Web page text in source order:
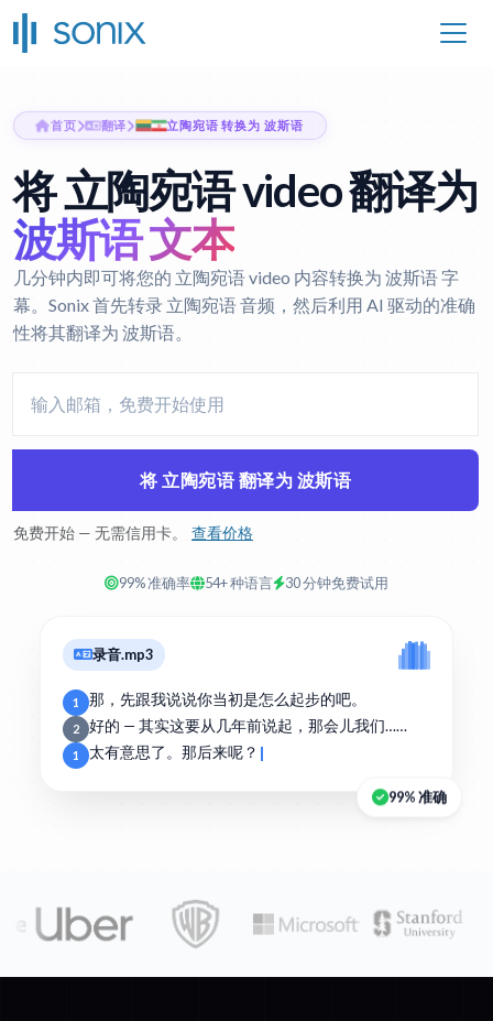
首页 翻译 立陶宛语 转换为 波斯语
将 立陶宛语 video 翻译为
波斯语 文本
几分钟内即可将您的 立陶宛语 video 内容转换为 波斯语 字
幕。Sonix 首先转录 立陶宛语 音频，然后利用 AI 驱动的准确
性将其翻译为 波斯语。
将 立陶宛语 翻译为 波斯语
免费开始 — 无需信用卡。 查看价格
99% 准确率 54+ 种语言 30 分钟免费试用
录音.mp3
1 那，先跟我说说你当初是怎么起步的吧。
2 好的 — 其实这要从几年前说起，那会儿我们……
1 太有意思了。那后来呢？
99% 准确